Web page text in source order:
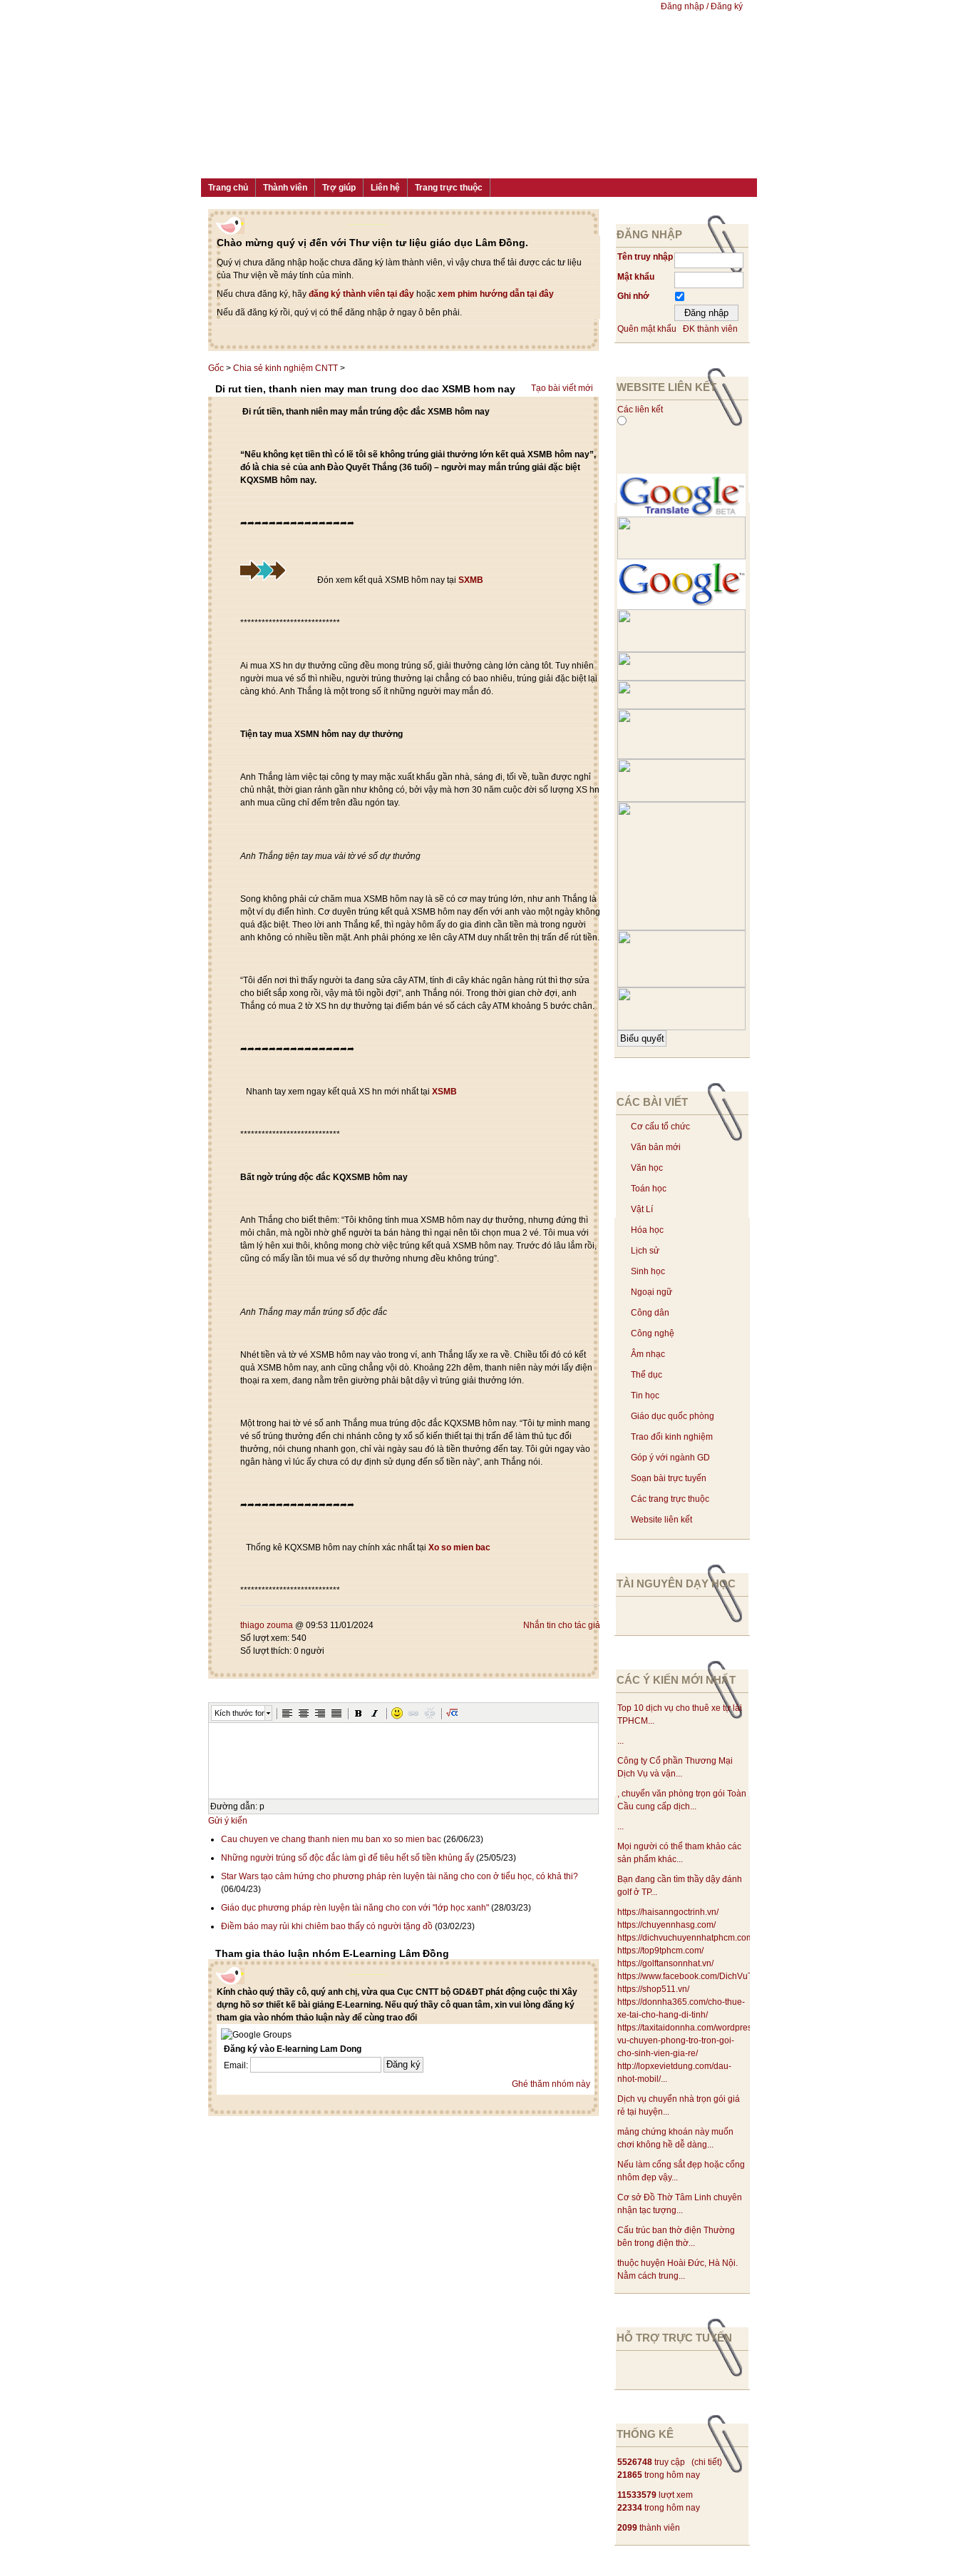
Đăng nhập / Đăng ký
Trang chủ Thành viên Trợ giúp Liên hệ Trang trực thuộc
ĐĂNG NHẬP
Tên truy nhập
Mật khẩu
Ghi nhớ
Quên mật khẩu ĐK thành viên
WEBSITE LIÊN KẾT
Các liên kết
CÁC BÀI VIẾT
Cơ cấu tổ chức
Văn bản mới
Văn học
Toán học
Vật Lí
Hóa học
Lịch sử
Sinh học
Ngoại ngữ
Công dân
Công nghệ
Âm nhạc
Thể dục
Tin học
Giáo dục quốc phòng
Trao đổi kinh nghiệm
Góp ý với ngành GD
Soạn bài trực tuyến
Các trang trực thuộc
Website liên kết
TÀI NGUYÊN DẠY HỌC
CÁC Ý KIẾN MỚI NHẤT
Top 10 dịch vụ cho thuê xe tự lái
TPHCM...
Công ty Cổ phần Thương Mại
Dịch Vụ và vận...
, chuyển văn phòng trọn gói Toàn
Cầu cung cấp dịch...
Mọi người có thể tham khảo các
sản phẩm khác...
Bạn đang cần tìm thầy dậy đánh
golf ở TP...
https://haisanngoctrinh.vn/
https://chuyennhasg.com/
https://dichvuchuyennhatphcm.com/
https://top9tphcm.com/
https://golftansonnhat.vn/
https://www.facebook.com/DichVuTaxiTai24HSaiGon
https://shop511.vn/
https://donnha365.com/cho-thue-
xe-tai-cho-hang-di-tinh/
https://taxitaidonnha.com/wordpress/dich-
vu-chuyen-phong-tro-tron-goi-
cho-sinh-vien-gia-re/
http://lopxevietdung.com/dau-
nhot-mobil/...
Dịch vụ chuyển nhà trọn gói giá
rẻ tại huyện...
mảng chứng khoán này muốn
chơi không hề dễ dàng...
Nếu làm cổng sắt đẹp hoặc cổng
nhôm đẹp vậy...
Cơ sở Đồ Thờ Tâm Linh chuyên
nhận tạc tượng...
Cấu trúc ban thờ điện Thường
bên trong điện thờ...
thuộc huyện Hoài Đức, Hà Nội.
Nằm cách trung...
HỖ TRỢ TRỰC TUYẾN
THỐNG KÊ
5526748 truy cập (chi tiết)
21865 trong hôm nay
11533579 lượt xem
22334 trong hôm nay
2099 thành viên
Chào mừng quý vị đến với Thư viện tư liệu giáo dục Lâm Đồng.
Quý vị chưa đăng nhập hoặc chưa đăng ký làm thành viên, vì vậy chưa thể tải được các tư liệu
của Thư viện về máy tính của mình.
Nếu chưa đăng ký, hãy đăng ký thành viên tại đây hoặc xem phim hướng dẫn tại đây
Nếu đã đăng ký rồi, quý vị có thể đăng nhập ở ngay ô bên phải.
Gốc > Chia sẻ kinh nghiệm CNTT >
Tạo bài viết mới
Di rut tien, thanh nien may man trung doc dac XSMB hom nay
Đi rút tiền, thanh niên may mắn trúng độc đắc XSMB hôm nay
“Nếu không kẹt tiền thì có lẽ tôi sẽ không trúng giải thưởng lớn kết quả XSMB hôm nay”,
đó là chia sẻ của anh Đào Quyết Thắng (36 tuổi) – người may mắn trúng giải đặc biệt
KQXSMB hôm nay.
➦➦➦➦➦➦➦➦➦➦➦➦➦➦➦➦
Đón xem kết quả XSMB hôm nay tại SXMB
****************************
Ai mua XS hn dự thưởng cũng đều mong trúng số, giải thưởng càng lớn càng tôt. Tuy nhiên
người mua vé số thì nhiều, người trúng thưởng lại chẳng có bao nhiêu, trúng giải đặc biệt lại
càng khó. Anh Thắng là một trong số ít những người may mắn đó.
Tiện tay mua XSMN hôm nay dự thưởng
Anh Thắng làm việc tại công ty may mặc xuất khẩu gần nhà, sáng đi, tối về, tuần được nghỉ
chủ nhật, thời gian rảnh gần như không có, bởi vậy mà hơn 30 năm cuộc đời số lượng XS hn
anh mua cũng chỉ đếm trên đầu ngón tay.
Anh Thắng tiện tay mua vài tờ vé số dự thưởng
Song không phải cứ chăm mua XSMB hôm nay là sẽ có cơ may trúng lớn, như anh Thắng là
một ví dụ điển hình. Cơ duyên trúng kết quả XSMB hôm nay đến với anh vào một ngày không
quá đặc biệt. Theo lời anh Thắng kể, thì ngày hôm ấy do gia đình cần tiền mà trong người
anh không có nhiều tiền mặt. Anh phải phóng xe lên cây ATM duy nhất trên thị trấn để rút tiền.
“Tôi đến nơi thì thấy người ta đang sửa cây ATM, tính đi cây khác ngân hàng rút thì thợ sửa
cho biết sắp xong rồi, vậy mà tôi ngồi đợi”, anh Thắng nói. Trong thời gian chờ đợi, anh
Thắng có mua 2 tờ XS hn dự thưởng tại điểm bán vé số cách cây ATM khoảng 5 bước chân.
➦➦➦➦➦➦➦➦➦➦➦➦➦➦➦➦
Nhanh tay xem ngay kết quả XS hn mới nhất tại XSMB
****************************
Bất ngờ trúng độc đắc KQXSMB hôm nay
Anh Thắng cho biết thêm: “Tôi không tính mua XSMB hôm nay dự thưởng, nhưng đứng thì
mỏi chân, mà ngồi nhờ ghế người ta bán hàng thì ngại nên tôi chọn mua 2 vé. Tôi mua với
tâm lý hên xui thôi, không mong chờ việc trúng kết quả XSMB hôm nay. Trước đó lâu lắm rồi,
cũng có mấy lần tôi mua vé số dự thưởng nhưng đều không trúng”.
Anh Thắng may mắn trúng số độc đắc
Nhét tiền và tờ vé XSMB hôm nay vào trong ví, anh Thắng lấy xe ra về. Chiều tối đó có kết
quả XSMB hôm nay, anh cũng chẳng vội dò. Khoảng 22h đêm, thanh niên này mới lấy điện
thoại ra xem, đang nằm trên giường phải bật dậy vì trúng giải thưởng lớn.
Một trong hai tờ vé số anh Thắng mua trúng độc đắc KQXSMB hôm nay. “Tôi tự mình mang
vé số trúng thưởng đến chi nhánh công ty xổ số kiến thiết tại thị trấn để làm thủ tục đổi
thưởng, nói chung nhanh gọn, chỉ vài ngày sau đó là tiền thưởng đến tay. Tôi gửi ngay vào
ngân hàng vì lúc ấy chưa có dự định sử dụng đến số tiền này”, anh Thắng nói.
➦➦➦➦➦➦➦➦➦➦➦➦➦➦➦➦
Thống kê KQXSMB hôm nay chính xác nhất tại Xo so mien bac
****************************
Nhắn tin cho tác giả
thiago zouma @ 09:53 11/01/2024
Số lượt xem: 540
Số lượt thích: 0 người
Kích thước font
Đường dẫn: p
Gửi ý kiến
Cau chuyen ve chang thanh nien mu ban xo so mien bac (26/06/23)
Những người trúng số độc đắc làm gì để tiêu hết số tiền khủng ấy (25/05/23)
Star Wars tạo cảm hứng cho phương pháp rèn luyện tài năng cho con ở tiểu học, có khả thi?
(06/04/23)
Giáo dục phương pháp rèn luyện tài năng cho con với "lớp học xanh" (28/03/23)
Điềm báo may rủi khi chiêm bao thấy có người tặng đồ (03/02/23)
Tham gia thảo luận nhóm E-Learning Lâm Đồng
Kính chào quý thầy cô, quý anh chị, vừa qua Cục CNTT bộ GD&ĐT phát động cuộc thi Xây
dựng hồ sơ thiết kế bài giảng E-Learning. Nếu quý thầy cô quan tâm, xin vui lòng đăng ký
tham gia vào nhóm thảo luận này để cùng trao đổi
Đăng ký vào E-learning Lam Dong
Email:
Ghé thăm nhóm này